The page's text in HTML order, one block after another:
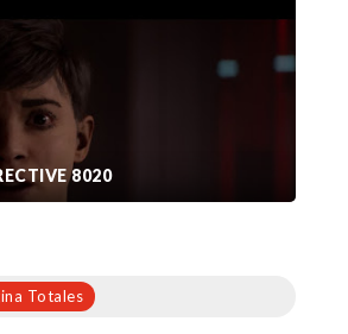
8020
Totales